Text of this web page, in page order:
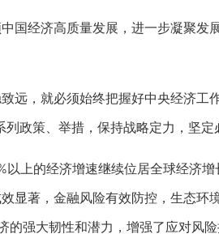
经济高质量发展，进一步凝聚发
，就必须始终把握好中央经济工作
政策、举措，保持战略定力，坚定
的经济增速继续位居全球经济增
显著，金融风险有效防控，生态环
强大韧性和潜力，增强了应对风险